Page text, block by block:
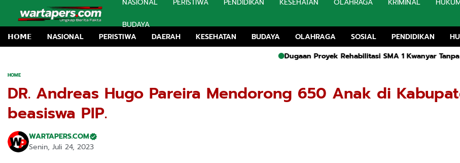
BUDAYA
𝗛𝗢𝗠𝗘
NASIONAL PERISTIWA DAERAH KESEHATAN BUDAYA OLAHRAGA SOSIAL PENDIDIKAN
Dugaan Proyek Rehabilitasi SMA 1 Kwanyar Tanpa Papan
HOME
DR. Andreas Hugo Pareira Mendorong 650 Anak di
beasiswa PIP.
WARTAPERS.COM
Senin, Juli 24, 2023